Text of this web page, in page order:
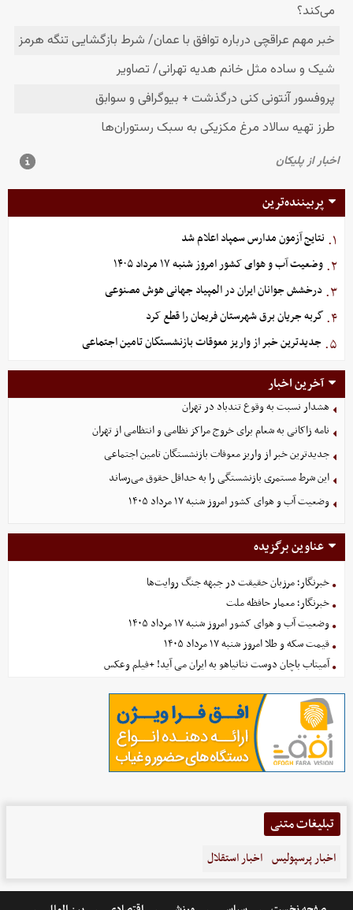
پربیننده‌ترین
۱. نتایج آزمون مدارس سمپاد اعلام شد
۲. وضعیت آب و هوای کشور امروز شنبه ۱۷ مرداد ۱۴۰۵
۳. درخشش جوانان ایران در المپیاد جهانی هوش مصنوعی
۴. گربه جریان برق شهرستان فریمان را قطع کرد
۵. جدیدترین خبر از واریز معوقات بازنشستگان تامین اجتماعی
آخرین اخبار
هشدار نسبت به وقوع تندباد در تهران
نامه زاکانی به شعام برای خروج مراکز نظامی و انتظامی از تهران
جدیدترین خبر از واریز معوقات بازنشستگان تامین اجتماعی
این شرط مستمری بازنشستگی را به حداقل حقوق می‌رساند
وضعیت آب و هوای کشور امروز شنبه ۱۷ مرداد ۱۴۰۵
عناوین برگزیده
خبرنگار؛ مرزبان حقیقت در جبهه جنگ روایت‌ها
خبرنگار؛ معمار حافظه ملت
وضعیت آب و هوای کشور امروز شنبه ۱۷ مرداد ۱۴۰۵
قیمت سکه و طلا امروز شنبه ۱۷ مرداد ۱۴۰۵
آمیتاب باچان دوست نتانیاهو به ایران می آید! +فیلم وعکس
تبلیغات متنی
اخبار پرسپولیس اخبار استقلال